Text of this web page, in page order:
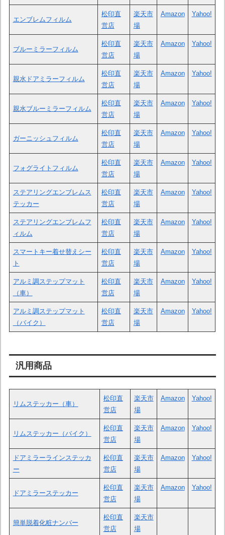
エンブレムフィルム
松印直
営店
楽天市
場
Amazon Yahoo!
ブルーミラーフィルム
松印直
営店
楽天市
場
Amazon Yahoo!
親水ドアミラーフィルム
松印直
営店
楽天市
場
Amazon Yahoo!
親水ブルーミラーフィルム
松印直
営店
楽天市
場
Amazon Yahoo!
ガーニッシュフィルム
松印直
営店
楽天市
場
Amazon Yahoo!
フォグライトフィルム
松印直
営店
楽天市
場
Amazon Yahoo!
ステアリングエンブレムス
テッカー
松印直
営店
楽天市
場
Amazon Yahoo!
ステアリングエンブレムフ
ィルム
松印直
営店
楽天市
場
Amazon Yahoo!
スマートキー着せ替えシー
ト
松印直
営店
楽天市
場
Amazon Yahoo!
アルミ調ステップマット
（車）
松印直
営店
楽天市
場
Amazon Yahoo!
アルミ調ステップマット
（バイク）
松印直
営店
楽天市
場
Amazon Yahoo!
汎用商品
リムステッカー（車）
松印直
営店
楽天市
場
Amazon Yahoo!
リムステッカー（バイク）
松印直
営店
楽天市
場
Amazon Yahoo!
ドアミラーラインステッカ
ー
松印直
営店
楽天市
場
Amazon Yahoo!
ドアミラーステッカー
松印直
営店
楽天市
場
Amazon Yahoo!
簡単脱着化粧ナンバー
松印直
営店
楽天市
場